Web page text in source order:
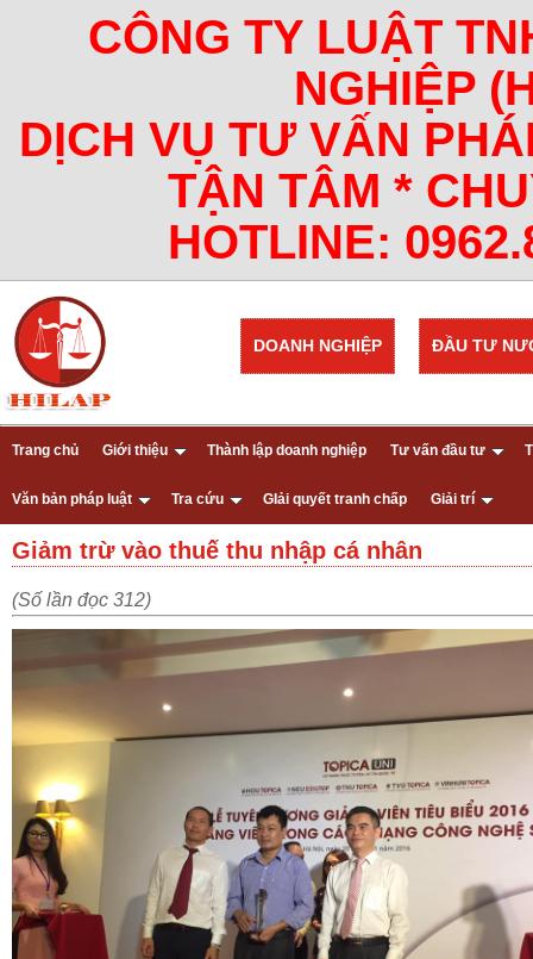
CÔNG TY LUẬT
NGHIỆP
DỊCH VỤ TƯ VẤN
TẬN TÂM *
HOTLINE:
ĐẦU TƯ
DOANH NGHIỆP
Trang chủ Giới thiệu Thành lập doanh nghiệp Tư vấn đầu tư
Văn bản pháp luật Tra cứu GIải quyết tranh chấp Giải trí
Giảm trừ vào thuế thu nhập cá nhân
(Số lần đọc 312)